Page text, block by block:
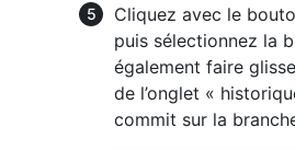
Cliquez avec le
puis sélectionnez la
également faire
de l’onglet «
commit sur la